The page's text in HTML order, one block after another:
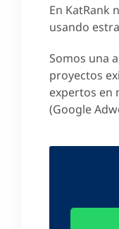
En KatRank
usando
Somos una
proyectos
expertos en
(Google